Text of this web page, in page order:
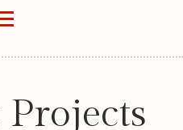
Projects